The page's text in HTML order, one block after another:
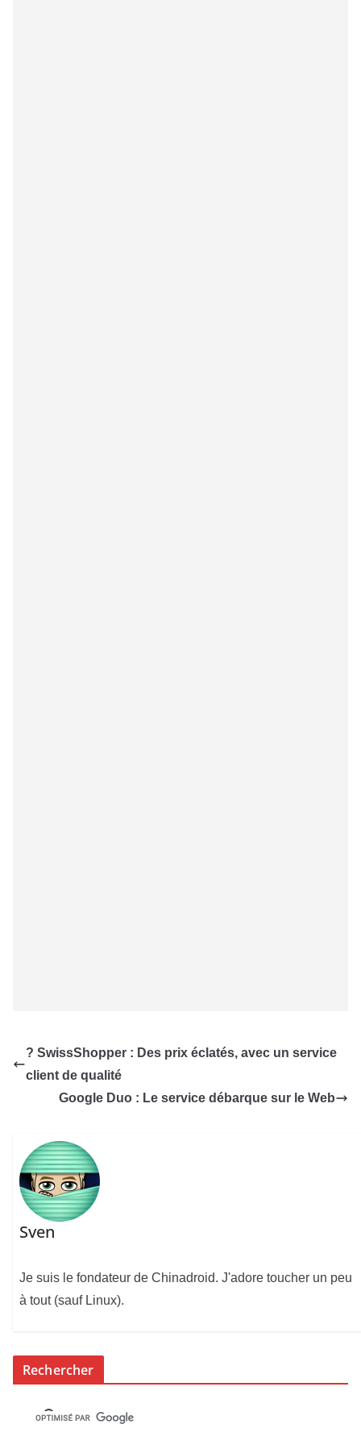
? SwissShopper : Des prix éclatés, avec un service
client de qualité
Google Duo : Le service débarque sur le Web
Sven
Je suis le fondateur de Chinadroid. J'adore toucher un peu
à tout (sauf Linux).
Rechercher